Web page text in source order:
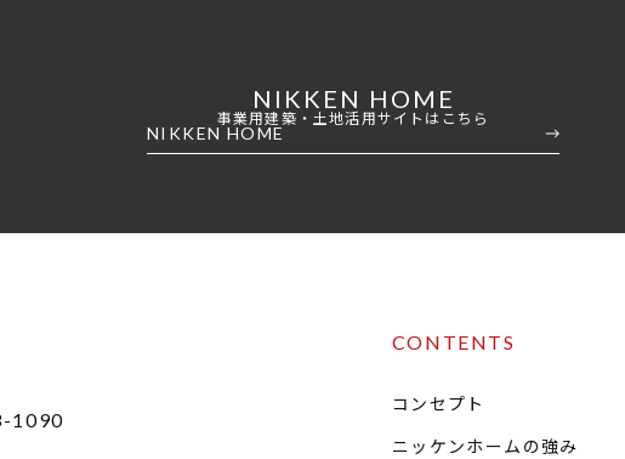
NIKKEN HOME
事業用建築・土地活用サイトはこちら
NIKKEN HOME
1090
CONTENTS
コンセプト
ニッケンホームの強み